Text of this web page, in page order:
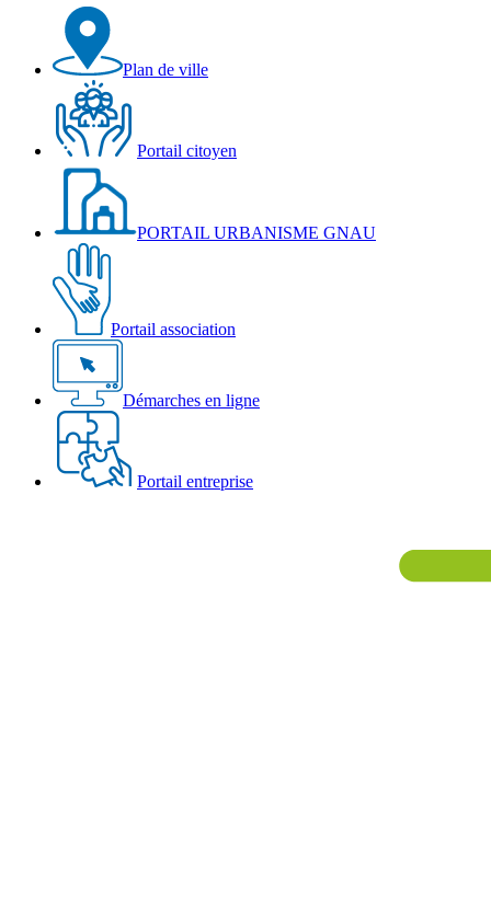
Plan de ville
Portail citoyen
PORTAIL URBANISME GNAU
Portail association
Démarches en ligne
Portail entreprise